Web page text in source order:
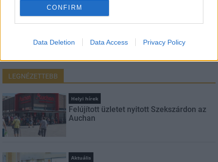
CONFIRM
Data Deletion Data Access Privacy Policy
Feliratkozom a hírlevélre és elfogadom az
szabályzatot!
LEGNÉZETTEBB
Helyi hírek
Felújított üzletet nyitott Szekszárdon az
Auchan
Aktuális